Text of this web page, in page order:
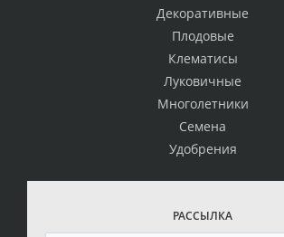
Декоративные
Плодовые
Клематисы
Луковичные
Многолетники
Семена
Удобрения
РАССЫЛКА